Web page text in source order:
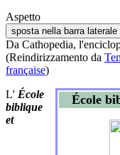
Aspetto
sposta nella barra laterale
Da Cathopedia,
(Reindirizzamento da
française)
École
L' École
biblique
et